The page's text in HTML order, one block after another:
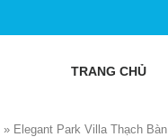
TRANG CHỦ
» Elegant Park Villa Thạch Bàn